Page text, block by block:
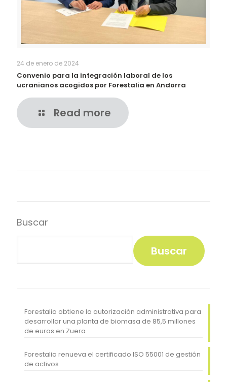
24 de enero de 2024
Convenio para la integración laboral de los
ucranianos acogidos por Forestalia en Andorra
Read more
Buscar
Buscar
Forestalia obtiene la autorización administrativa para
desarrollar una planta de biomasa de 85,5 millones
de euros en Zuera
Forestalia renueva el certificado ISO 55001 de gestión
de activos